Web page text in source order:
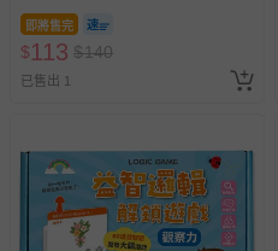
即將售完
$113 $140
已售出 1